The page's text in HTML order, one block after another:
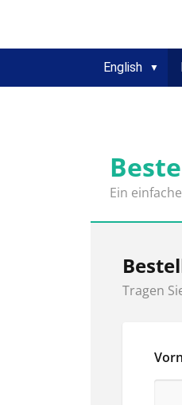
English
Ein
Tragen